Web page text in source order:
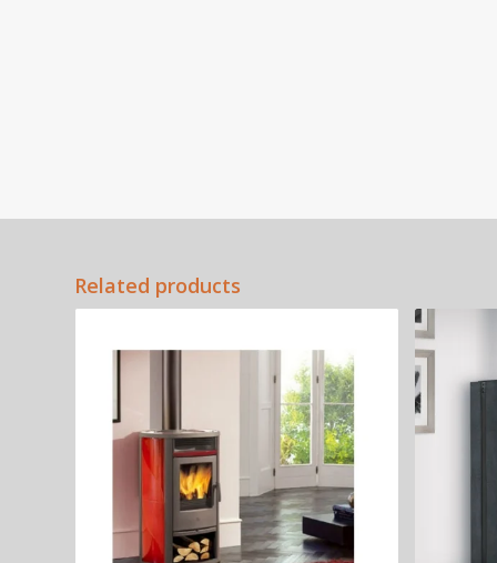
Related products